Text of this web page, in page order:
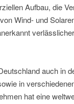
Aufbau, die
Wind- und
auch in
in
hat eine